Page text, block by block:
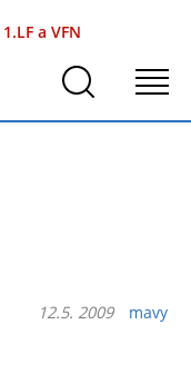
1.LF a VFN
12.5. 2009 mavy